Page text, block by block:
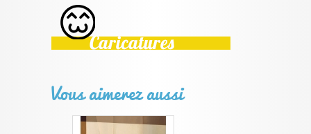
Vous aimerez aussi